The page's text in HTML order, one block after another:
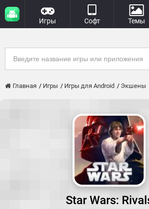
Игры Софт Темы
Главная Игры Игры для Android Экшены
Star Wars: